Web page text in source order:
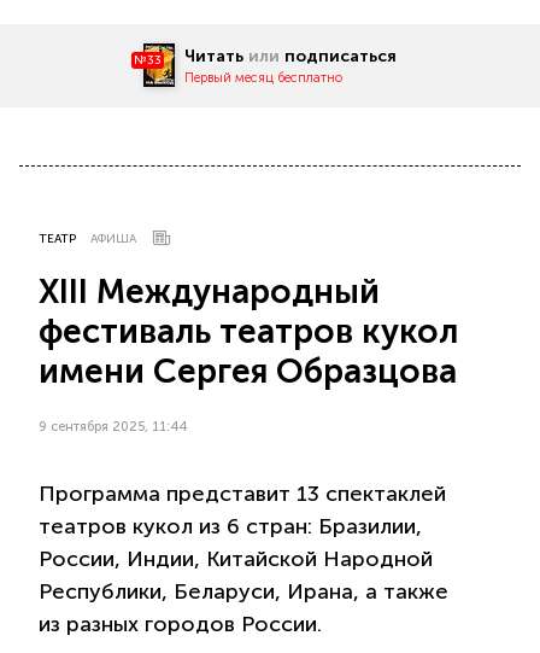
№33 Читать или подписаться
Первый месяц бесплатно
ТЕАТР АФИША
XIII Международный
фестиваль театров кукол
имени Сергея Образцова
9 сентября 2025, 11:44
Программа представит 13 спектаклей
театров кукол из 6 стран: Бразилии,
России, Индии, Китайской Народной
Республики, Беларуси, Ирана, а также
из разных городов России.